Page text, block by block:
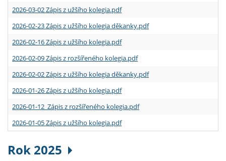
2026-03-02 Zápis z užšího kolegia.pdf
2026-02-23 Zápis z užšího kolegia děkanky.pdf
2026-02-16 Zápis z užšího kolegia.pdf
2026-02-09 Zápis z rozšířeného kolegia.pdf
2026-02-02 Zápis z užšího kolegia děkanky.pdf
2026-01-26 Zápis z užšího kolegia.pdf
2026-01-12 Zápis z rozšířeného kolegia.pdf
2026-01-05 Zápis z užšího kolegia.pdf
Rok 2025